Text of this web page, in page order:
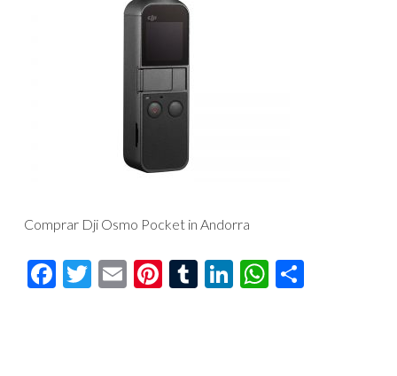
Comprar Dji Osmo Pocket in Andorra
Facebook
Twitter
EmailPinterest
Tumblr
LinkedIn